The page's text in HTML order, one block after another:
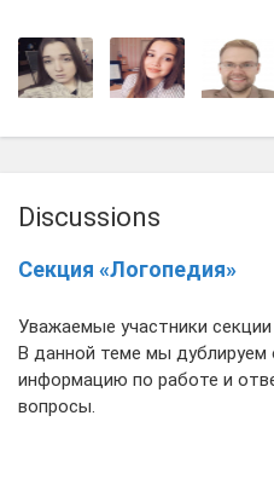
Discussions
Секция «Логопедия»
Уважаемые участники
В данной теме мы дублируем
информацию по работе и
вопросы.